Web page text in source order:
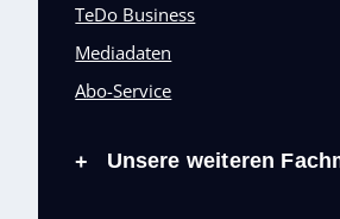
TeDo Business
Mediadaten
Abo-Service
+ Unsere weiteren